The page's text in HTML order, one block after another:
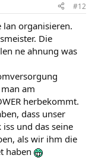
#12
lan organisieren.
Die
ne ahnung was
am
herbekommt.
dass unser
und das seine
als wir ihm die
haben